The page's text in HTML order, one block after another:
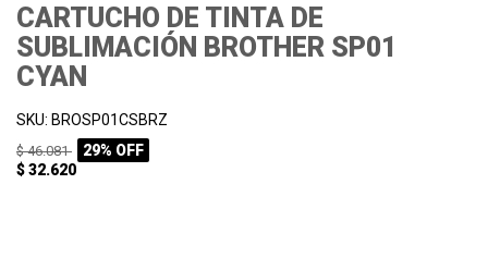
CARTUCHO DE TINTA DE
SUBLIMACIÓN BROTHER SP01
CYAN
SKU: BROSP01CSBRZ
$ 46.081
29% OFF
$ 32.620